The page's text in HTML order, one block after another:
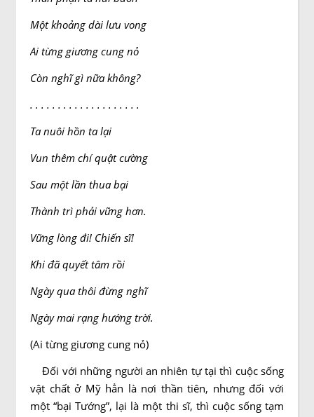
Một khoảng dài lưu vong
Ai từng giương cung nỏ
Còn nghĩ gì nữa không?
. . . . . . . . . . . . . . . . . . . .
Ta nuôi hồn ta lại
Vun thêm chí quật cường
Sau một lần thua bại
Thành trì phải vững hơn.
Vững lòng đi! Chiến sĩ!
Khi đã quyết tâm rồi
Ngày qua thôi đừng nghĩ
Ngày mai rạng hướng trời.
(Ai từng giương cung nỏ)
Ðối với những người an nhiên tự tại thì cuộc sống
vật chất ở Mỹ hẳn là nơi thần tiên, nhưng đối với
một “bại Tướng”, lại là một thi sĩ, thì cuộc sống tạm